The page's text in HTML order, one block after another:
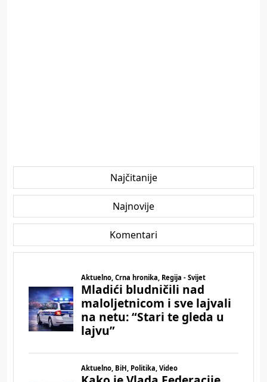
Najčitanije
Najnovije
Komentari